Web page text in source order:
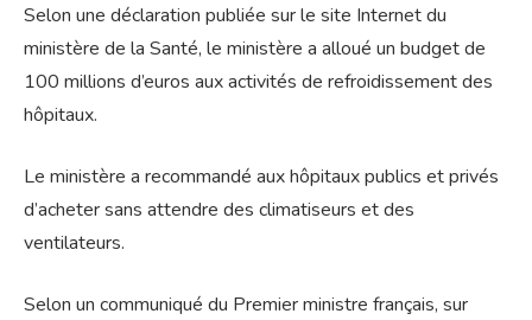
Selon une déclaration publiée sur le site Internet du
ministère de la Santé, le ministère a alloué un budget de
100 millions d’euros aux activités de refroidissement des
hôpitaux.
Le ministère a recommandé aux hôpitaux publics et privés
d’acheter sans attendre des climatiseurs et des
ventilateurs.
Selon un communiqué du Premier ministre français, sur